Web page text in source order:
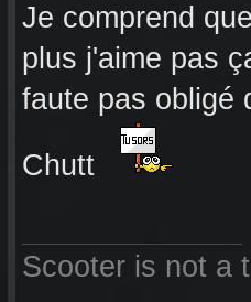
Je comprend
plus j'aime pas
faute pas obligé
Chutt
Scooter is not a